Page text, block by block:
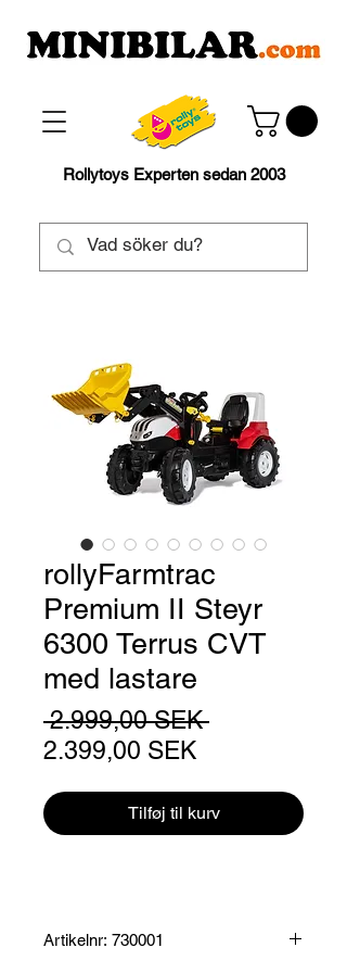
Rollytoys Experten sedan 2003
rollyFarmtrac
Premium II Steyr
6300 Terrus CVT
med lastare
2.999,00 SEK Regulær
2.399,00 SEKSalgspris
Tilføj til kurv
Artikelnr: 730001